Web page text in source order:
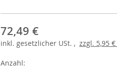
72,49 €
inkl. gesetzlicher USt. , zzgl. 5,95 €
Anzahl: